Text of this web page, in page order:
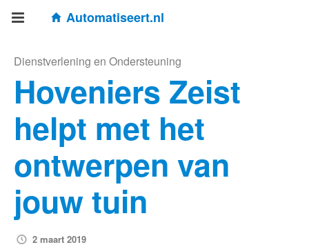
Automatiseert.nl
Dienstverlening en Ondersteuning
Hoveniers Zeist
helpt met het
ontwerpen van
jouw tuin
2 maart 2019